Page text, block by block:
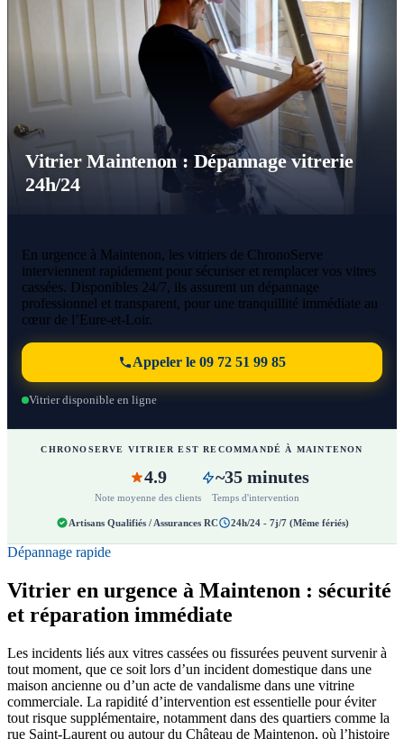
Vitrier Maintenon : Dépannage vitrerie
24h/24
En urgence à Maintenon, les vitriers de ChronoServe
interviennent rapidement pour sécuriser et remplacer vos vitres
cassées. Disponibles 24/7, ils assurent un dépannage
professionnel et transparent, pour une tranquillité immédiate au
cœur de l’Eure-et-Loir.
Appeler le 09 72 51 99 85
Vitrier disponible en ligne
CHRONOSERVE VITRIER EST RECOMMANDÉ À MAINTENON
4.9
Note moyenne des clients
~35 minutes
Temps d'intervention
Artisans Qualifiés / Assurances RC 24h/24 - 7j/7 (Même fériés)
Dépannage rapide
Vitrier en urgence à Maintenon : sécurité
et réparation immédiate
Les incidents liés aux vitres cassées ou fissurées peuvent survenir à
tout moment, que ce soit lors d’un incident domestique dans une
maison ancienne ou d’un acte de vandalisme dans une vitrine
commerciale. La rapidité d’intervention est essentielle pour éviter
tout risque supplémentaire, notamment dans des quartiers comme la
rue Saint-Laurent ou autour du Château de Maintenon, où l’histoire